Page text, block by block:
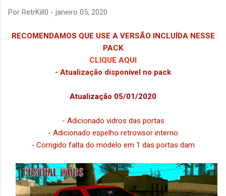
Por RetrKill0 - janeiro 05, 2020
RECOMENDAMOS QUE USE A VERSÃO INCLUÍDA NESSE
PACK
CLIQUE AQUI
- Atualização disponível no pack
Atualização 05/01/2020
- Adicionado vidros das portas
- Adicionado espelho retrovisor interno
- Corrigido falta do modelo em 1 das portas dam